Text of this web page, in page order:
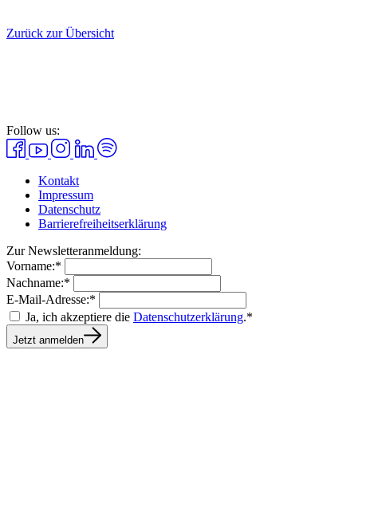
Zurück zur Übersicht
Follow us:
Kontakt
Impressum
Datenschutz
Barrierefreiheitserklärung
Zur Newsletteranmeldung:
Vorname:*
Nachname:*
E-Mail-Adresse:*
Ja, ich akzeptiere die Datenschutzerklärung.*
Jetzt anmelden